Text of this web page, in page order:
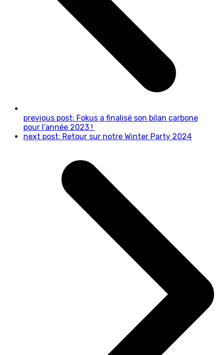
previous post: Fokus a finalisé son bilan carbone
pour l’année 2023 !
next post: Retour sur notre Winter Party 2024